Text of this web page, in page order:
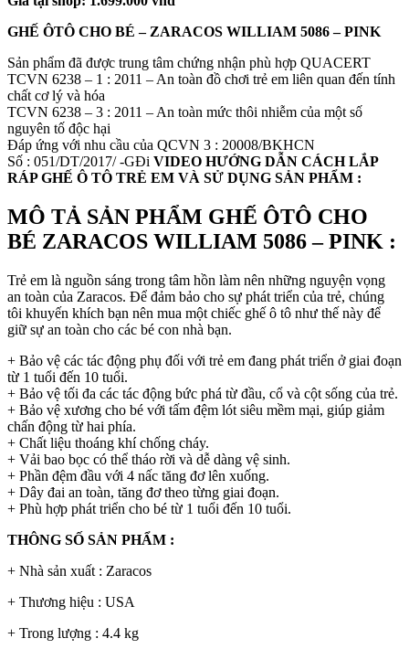
GHẾ ÔTÔ CHO BÉ – ZARACOS WILLIAM 5086 – PINK
Sản phẩm đã được trung tâm chứng nhận phù hợp QUACERT
TCVN 6238 – 1 : 2011 – An toàn đồ chơi trẻ em liên quan đến tính
chất cơ lý và hóa
TCVN 6238 – 3 : 2011 – An toàn mức thôi nhiễm của một số
nguyên tố độc hại
Đáp ứng với nhu cầu của QCVN 3 : 20008/BKHCN
Số : 051/DT/2017/ -GĐi VIDEO HƯỚNG DẪN CÁCH LẮP
RÁP GHẾ Ô TÔ TRẺ EM VÀ SỬ DỤNG SẢN PHẨM :
MÔ TẢ SẢN PHẨM GHẾ ÔTÔ CHO
BÉ ZARACOS WILLIAM 5086 – PINK :
Trẻ em là nguồn sáng trong tâm hồn làm nên những nguyện vọng
an toàn của Zaracos. Để đảm bảo cho sự phát triển của trẻ, chúng
tôi khuyến khích bạn nên mua một chiếc ghế ô tô như thế này để
giữ sự an toàn cho các bé con nhà bạn.
+ Bảo vệ các tác động phụ đối với trẻ em đang phát triển ở giai đoạn
từ 1 tuổi đến 10 tuổi.
+ Bảo vệ tối đa các tác động bức phá từ đầu, cổ và cột sống của trẻ.
+ Bảo vệ xương cho bé với tấm đệm lót siêu mềm mại, giúp giảm
chấn động từ hai phía.
+ Chất liệu thoáng khí chống cháy.
+ Vải bao bọc có thể tháo rời và dễ dàng vệ sinh.
+ Phần đệm đầu với 4 nấc tăng đơ lên xuống.
+ Dây đai an toàn, tăng đơ theo từng giai đoạn.
+ Phù hợp phát triển cho bé từ 1 tuổi đến 10 tuổi.
THÔNG SỐ SẢN PHẨM :
+ Nhà sản xuất : Zaracos
+ Thương hiệu : USA
+ Trong lượng : 4.4 kg